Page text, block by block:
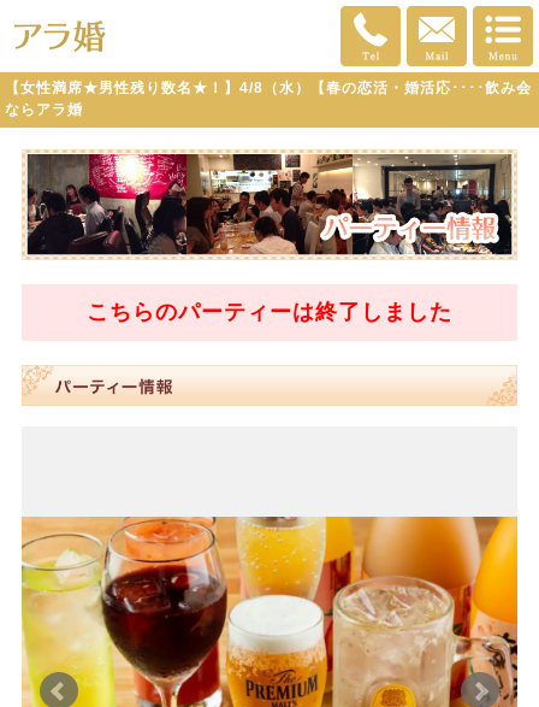
【女性満席★男性残り数名★！】4/8（水）【春の恋活・婚活応････飲み会
ならアラ婚
こちらのパーティーは終了 しました